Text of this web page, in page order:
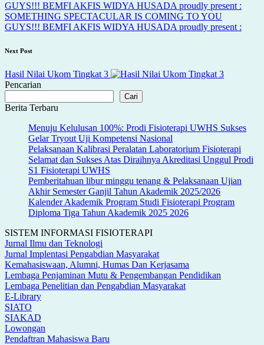
SOMETHING SPECTACULAR IS COMING TO YOU
GUYS!!! BEMFI AKFIS WIDYA HUSADA proudly present :
Next Post
Hasil Nilai Ukom Tingkat 3
Pencarian
Cari
Berita Terbaru
Menuju Kelulusan 100%: Prodi Fisioterapi UWHS Sukses
Gelar Tryout Uji Kompetensi Nasional
Pelaksanaan Kalibrasi Peralatan Laboratorium Fisioterapi
Selamat dan Sukses Atas Diraihnya Akreditasi Unggul Prodi
S1 Fisioterapi UWHS
Pemberitahuan libur minggu tenang & Pelaksanaan Ujian
Akhir Semester Ganjil Tahun Akademik 2025/2026
Kalender Akademik Program Studi Fisioterapi Program
Diploma Tiga Tahun Akademik 2025 2026
SISTEM INFORMASI FISIOTERAPI
Jurnal Ilmu dan Teknologi
Jurnal Implentasi Pengabdian Masyarakat
Kemahasiswaan, Alumni, Humas Dan Kerjasama
Lembaga Penjaminan Mutu & Pengembangan Pendidikan
Lembaga Penelitian dan Pengabdian Masyarakat
E-Library
SIATO
SIAKAD
Lowongan
Pendaftran Mahasiswa Baru